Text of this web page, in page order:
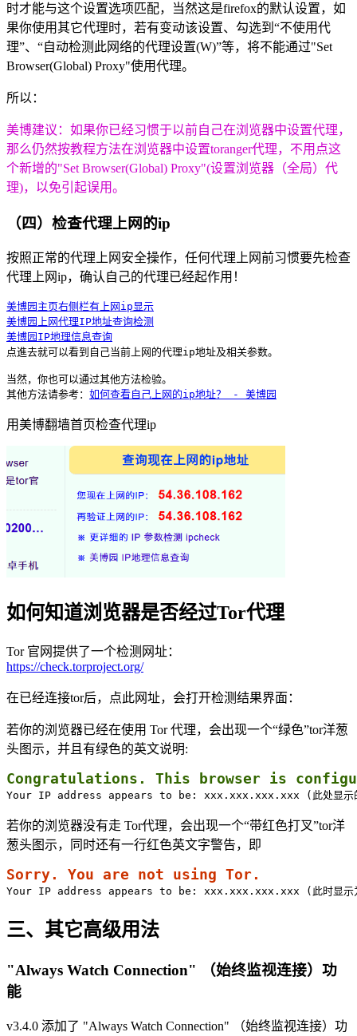
时才能与这个设置选项匹配，当然这是firefox的默认设置，如
果你使用其它代理时，若有变动该设置、勾选到“不使用代
理”、“自动检测此网络的代理设置(W)”等，将不能通过"Set
Browser(Global) Proxy"使用代理。
所以：
美博建议：如果你已经习惯于以前自己在浏览器中设置代理，
那么仍然按教程方法在浏览器中设置toranger代理，不用点这
个新增的"Set Browser(Global) Proxy"(设置浏览器（全局）代
理)，以免引起误用。
（四）检查代理上网的ip
按照正常的代理上网安全操作，任何代理上网前习惯要先检查
代理上网ip，确认自己的代理已经起作用！
美博园主页右侧栏有上网ip显示
美博园上网代理IP地址查询检测
美博园IP地理信息查询
点進去就可以看到自己当前上网的代理ip地址及相关参数。
当然，你也可以通过其他方法检验。
其他方法请参考： 如何查看自己上网的ip地址？ - 美博园
用美博翻墙首页检查代理ip
如何知道浏览器是否经过Tor代理
Tor 官网提供了一个检测网址：
https://check.torproject.org/
在已经连接tor后，点此网址，会打开检测结果界面：
若你的浏览器已经在使用 Tor 代理，会出现一个“绿色”tor洋葱
头图示，并且有绿色的英文说明:
Congratulations. This browser is
Your IP address appears to be: xxx.xxx.xxx.xxx (此处显示
若你的浏览器没有走 Tor代理，会出现一个“带红色打叉”tor洋
葱头图示，同时还有一行红色英文字警告，即
Sorry. You are not using Tor.
Your IP address appears to be: xxx.xxx.xxx.xxx (此时显示
三、其它高级用法
"Always Watch Connection" （始终监视连接）功
能
v3.4.0 添加了 "Always Watch Connection" （始终监视连接）功